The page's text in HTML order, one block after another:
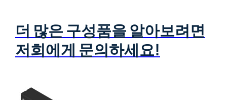
더 많은 구성품을 알아보려면
저희에게 문의하세요!